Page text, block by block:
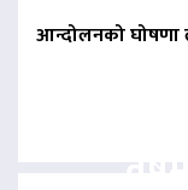
आन्दोलनको घोषणा